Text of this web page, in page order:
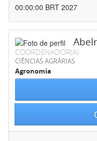
00:00:00 BRT 2027
COORDENADOR(A)
CIÊNCIAS AGRÁRIAS
Agronomia